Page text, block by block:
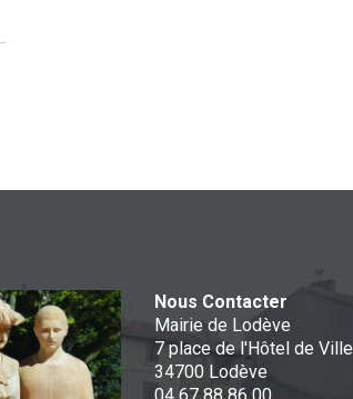
Nous Contacter
Mairie de Lodève
7 place de l'Hôtel de Ville
34700 Lodève